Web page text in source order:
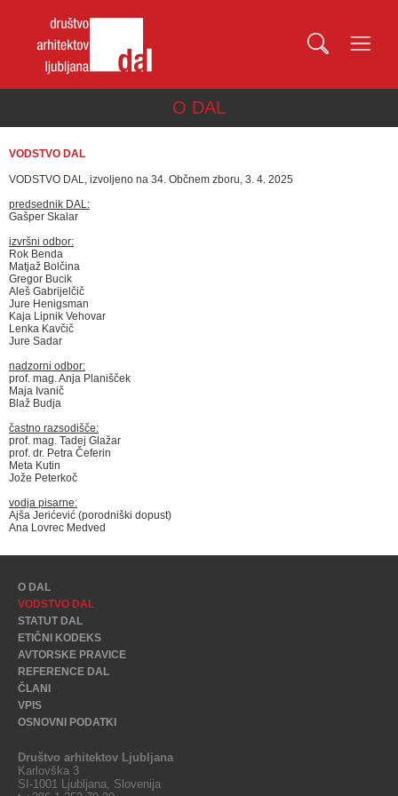
O DAL
VODSTVO DAL
VODSTVO DAL, izvoljeno na 34. Občnem zboru, 3. 4. 2025
predsednik DAL:
Gašper Skalar
izvršni odbor:
Rok Benda
Matjaž Bolčina
Gregor Bucik
Aleš Gabrijelčič
Jure Henigsman
Kaja Lipnik Vehovar
Lenka Kavčič
Jure Sadar
nadzorni odbor:
prof. mag. Anja Planišček
Maja Ivanič
Blaž Budja
častno razsodišče:
prof. mag. Tadej Glažar
prof. dr. Petra Čeferin
Meta Kutin
Jože Peterkoč
vodja pisarne:
Ajša Jerićević (porodniški dopust)
Ana Lovrec Medved
O DAL
VODSTVO DAL
STATUT DAL
ETIČNI KODEKS
AVTORSKE PRAVICE
REFERENCE DAL
ČLANI
VPIS
OSNOVNI PODATKI
Društvo arhitektov Ljubljana
Karlovška 3
SI-1001 Ljubljana, Slovenija